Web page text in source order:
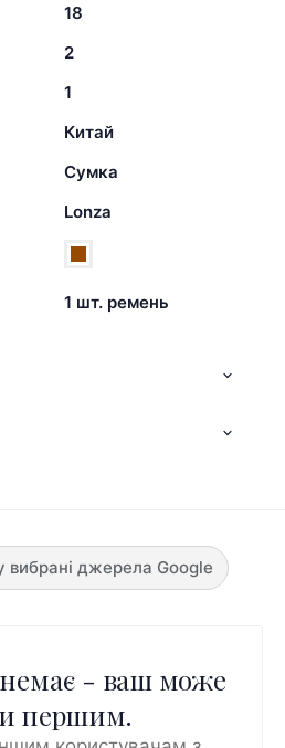
18
2
1
Китай
Сумка
Lonza
1 шт. ремень
вибрані джерела Google
немає - ваш може
першим.